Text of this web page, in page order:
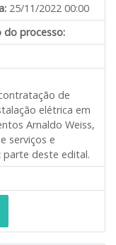
25/11/2022 00:00
do processo:
de
elétrica em
Arnaldo Weiss,
serviços e
parte deste edital.